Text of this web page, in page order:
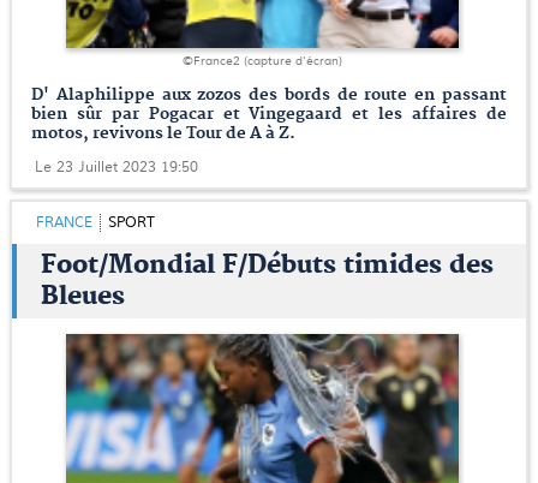
©France2 (capture d'écran)
D' Alaphilippe aux zozos des bords de route en passant
bien sûr par Pogacar et Vingegaard et les affaires de
motos, revivons le Tour de A à Z.
Le 23 Juillet 2023 19:50
FRANCE SPORT
Foot/Mondial F/Débuts timides des
Bleues